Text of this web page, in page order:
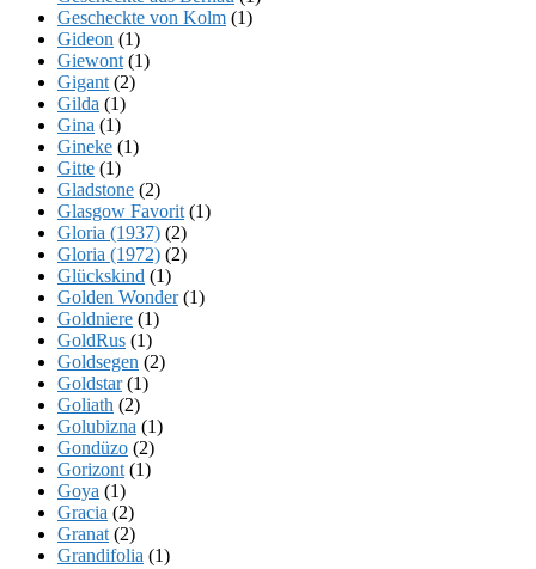
Gescheckte von Kolm (1)
Gideon (1)
Giewont (1)
Gigant (2)
Gilda (1)
Gina (1)
Gineke (1)
Gitte (1)
Gladstone (2)
Glasgow Favorit (1)
Gloria (1937) (2)
Gloria (1972) (2)
Glückskind (1)
Golden Wonder(1)
Goldniere (1)
GoldRus (1)
Goldsegen (2)
Goldstar(1)
Goliath (2)
Golubizna (1)
Gondüzo (2)
Gorizont (1)
Goya (1)
Gracia (2)
Granat (2)
Grandifolia (1)